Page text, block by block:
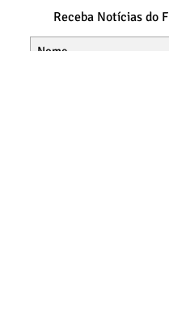
Receba Notícias do